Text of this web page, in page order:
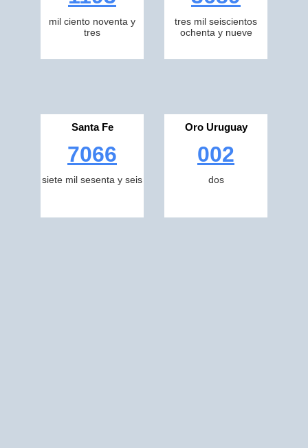
mil ciento noventa y
tres
tres mil seiscientos
ochenta y nueve
Santa Fe
7066
siete mil sesenta y seis
Oro Uruguay
002
dos